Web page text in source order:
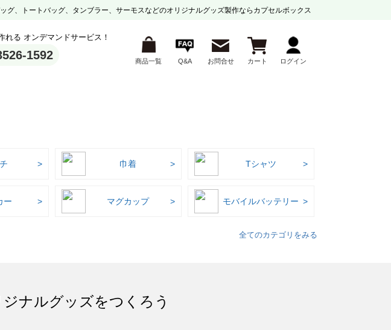
グ、トートバッグ、タンブラー、サーモスなどのオリジナルグッズ製作ならカプセルボックス
る オンデマンドサービス！
1592 商品一覧 Q&A お問合せ カート ログイン
巾着 Tシャツ
ー マグカップ モバイルバッテリー
全てのカテゴリをみる
ナルグッズをつくろう